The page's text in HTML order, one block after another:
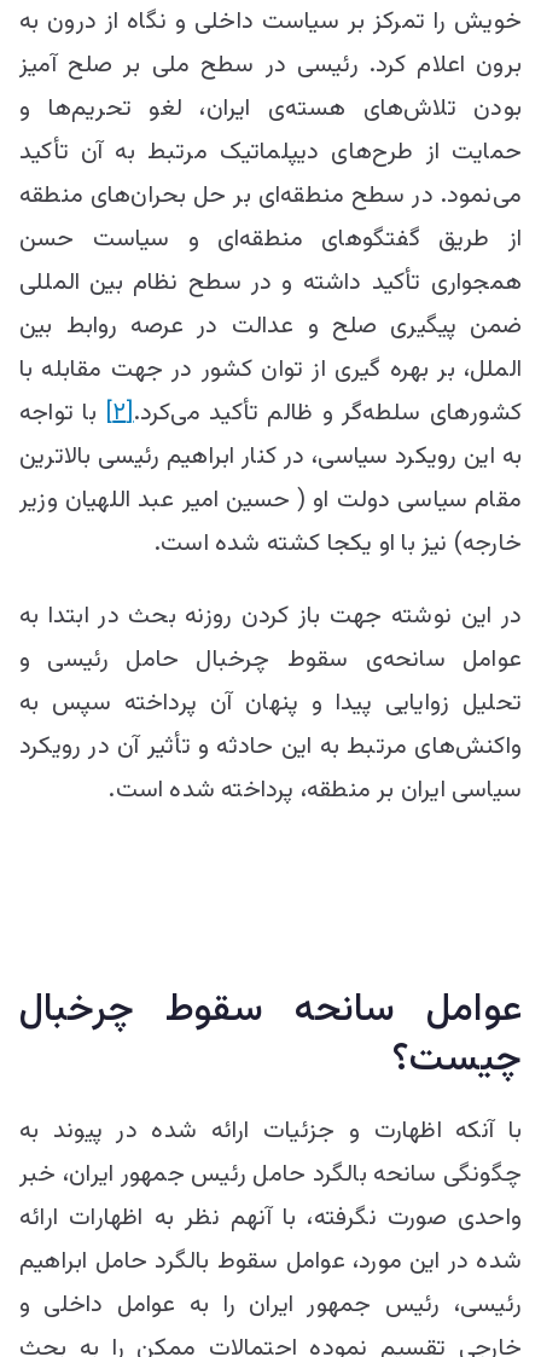
خویش را تمرکز بر سیاست داخلی و نگاه از درون به
برون اعلام کرد. رئیسی در سطح ملی بر صلح آمیز
بودن تلاش‌های هسته‌ی ایران، لغو تحریم‌ها و
حمایت از طرح‌های دیپلماتیک مرتبط به آن تأکید
می‌نمود. در سطح منطقه‌ای بر حل بحران‌های منطقه
از طریق گفتگو‌های منطقه‌ای و سیاست حسن
همجواری تأکید داشته و در سطح نظام بین المللی
ضمن پیگیری صلح و عدالت در عرصه روابط بین
الملل، بر بهره گیری از توان کشور در جهت مقابله با
کشور‌های سلطه‌گر و ظالم تأکید می‌‌کرد.[۲]
با تواجه
به این رویکرد سیاسی، در کنار ابراهیم رئیسی بالاترین
مقام سیاسی دولت او ( حسین امیر عبد اللهیان وزیر
خارجه) نیز با او یکجا کشته شده است.
در این نوشته جهت باز کردن روزنه بحث در ابتدا به
عوامل سانحه‌ی سقوط چرخبال حامل رئیسی و
تحلیل زوایایی پیدا و پنهان آن پرداخته سپس به
واکنش‌های مرتبط به این حادثه و تأثیر آن در رویکرد
سیاسی ایران بر منطقه، پرداخته شده است.
عوامل سانحه سقوط چرخبال
چیست؟
با آنکه اظهارت و جزئیات ارائه شده در پیوند به
چگونگی سانحه بالگرد حامل رئیس جمهور ایران، خبر
واحدی صورت نگرفته، با آنهم نظر به اظهارات ارائه
شده در این مورد، عوامل سقوط بالگرد حامل ابراهیم
رئیسی، رئیس جمهور ایران را به عوامل داخلی و
خارجی تقسیم نموده احتمالات ممکن را به بحث